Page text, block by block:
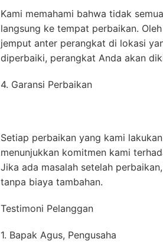
Kami memahami bahwa tidak
langsung ke tempat perbaikan.
jemput anter perangkat di lokasi
diperbaiki, perangkat Anda akan
4. Garansi Perbaikan
Setiap perbaikan yang kami
menunjukkan komitmen kami
Jika ada masalah setelah
tanpa biaya tambahan.
Testimoni Pelanggan
1. Bapak Agus, Pengusaha